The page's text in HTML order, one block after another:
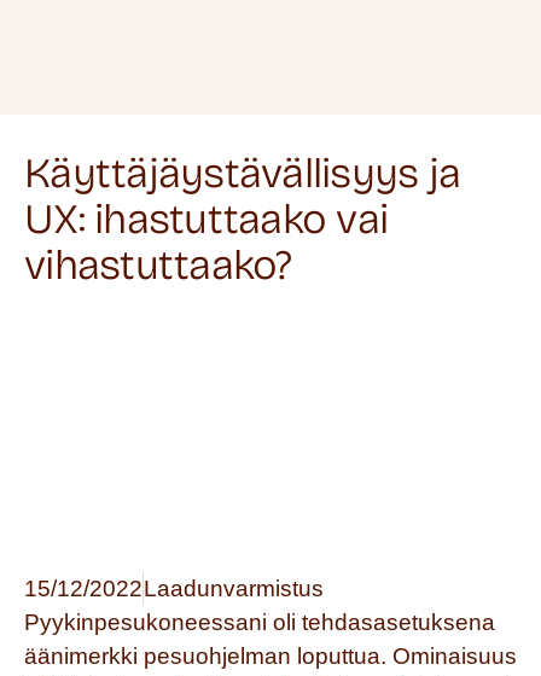
Käyttäjäystävällisyys ja
UX: ihastuttaako vai
vihastuttaako?
15/12/2022Laadunvarmistus
Pyykinpesukoneessani oli tehdasasetuksena
äänimerkki pesuohjelman loputtua. Ominaisuus